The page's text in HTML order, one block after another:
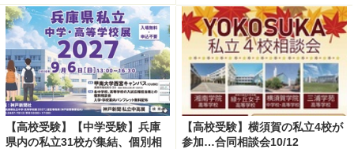
【高校受験】【中学受験】兵庫
県内の私立31校が集結、個別相
【高校受験】横須賀の私立4校が
参加…合同相談会10/12